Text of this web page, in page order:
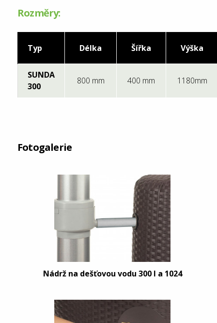
Rozměry:
Typ Délka Šířka Výška
SUNDA
300
800 mm 400 mm 1180mm
Fotogalerie
Nádrž na dešťovou vodu 300 l a 1024